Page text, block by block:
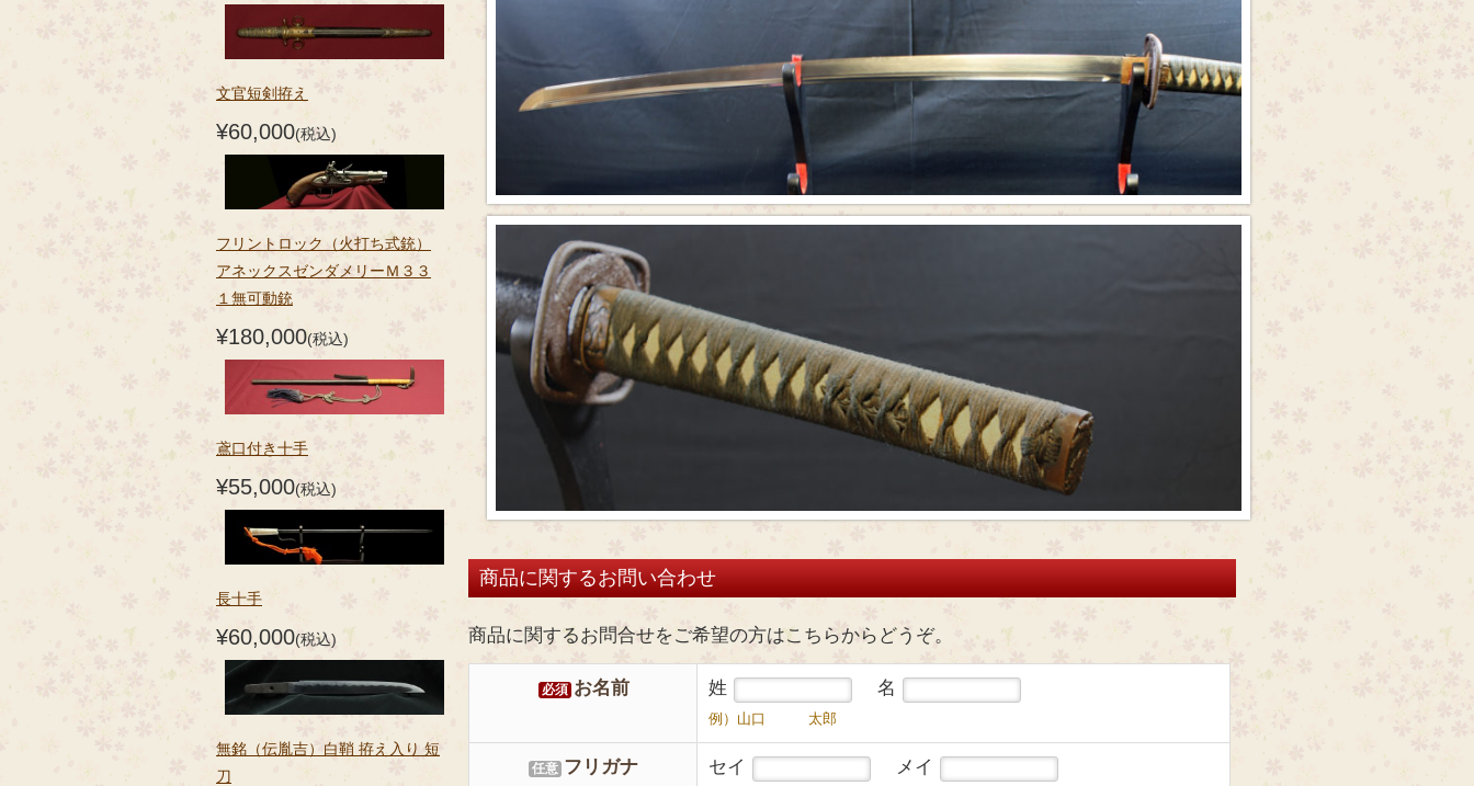
文官短剣拵え
¥60,000(税込)
フリントロック（火打ち式銃）
アネックスゼンダメリーＭ３３
１無可動銃
¥180,000(税込)
鳶口付き十手
¥55,000(税込)
長十手
¥60,000(税込)
無銘（伝胤吉）白鞘 拵え入り 短
刀
商品に関するお問い合わせ
商品に関するお問合せをご希望の方はこちらからどうぞ。
必須 お名前 姓 名
例）山口 太郎
任意 フリガナ セイ メイ